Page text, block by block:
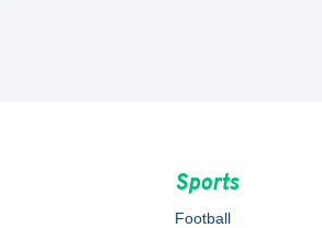
Sports
Football